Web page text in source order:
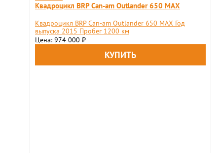
Квадроцикл BRP Сan-am Outlander 650 MAX
Квадроцикл BRP Сan-am Outlander 650 MAX Год
выпуска 2015 Пробег 1200 км
Цена: 974 000 ₽